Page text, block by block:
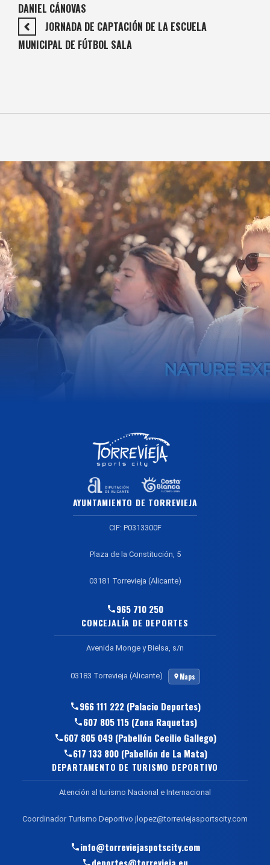
DANIEL CÁNOVAS
JORNADA DE CAPTACIÓN DE LA ESCUELA
MUNICIPAL DE FÚTBOL SALA
AYUNTAMIENTO DE TORREVIEJA
CIF: P0313300F
Plaza de la Constitución, 5
03181 Torrevieja (Alicante)
965 710 250
CONCEJALÍA DE DEPORTES
Avenida Monge y Bielsa, s/n
03183 Torrevieja (Alicante) Maps
966 111 222 (Palacio Deportes)
607 805 115 (Zona Raquetas)
607 805 049 (Pabellón Cecilio Gallego)
617 133 800 (Pabellón de La Mata)
DEPARTAMENTO DE TURISMO DEPORTIVO
Atención al turismo Nacional e Internacional
Coordinador Turismo Deportivo jlopez@torreviejasportscity.com
info@torreviejaspotscity.com
deportes@torrevieja.eu